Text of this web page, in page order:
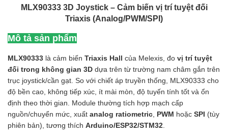
MLX90333 3D Joystick – Cảm biến vị trí tuyệt đối
Triaxis (Analog/PWM/SPI)
Mô tả sản phẩm
MLX90333 là cảm biến Triaxis Hall của Melexis, đo vị trí tuyệt
đối trong không gian 3D dựa trên từ trường nam châm gắn trên
trục joystick/cần gạt. So với chiết áp truyền thống, MLX90333 cho
độ bền cao, không tiếp xúc, ít mài mòn, độ tuyến tính tốt và ổn
định theo thời gian. Module thường tích hợp mạch cấp
nguồn/chuyển mức, xuất analog ratiometric, PWM hoặc SPI (tùy
phiên bản), tương thích Arduino/ESP32/STM32.